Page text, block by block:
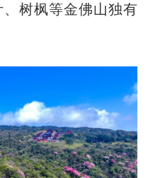
树枫等金佛山独有